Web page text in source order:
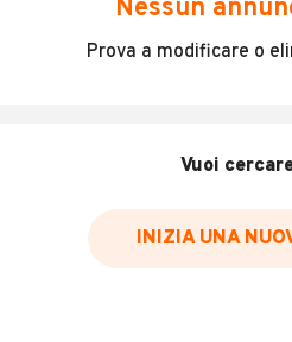
Incidenti in cui è stato
Data e luogo delle
Inserisci il numero di targa per
Nessun
Prova a modificare o
Vuoi
INIZIA UNA